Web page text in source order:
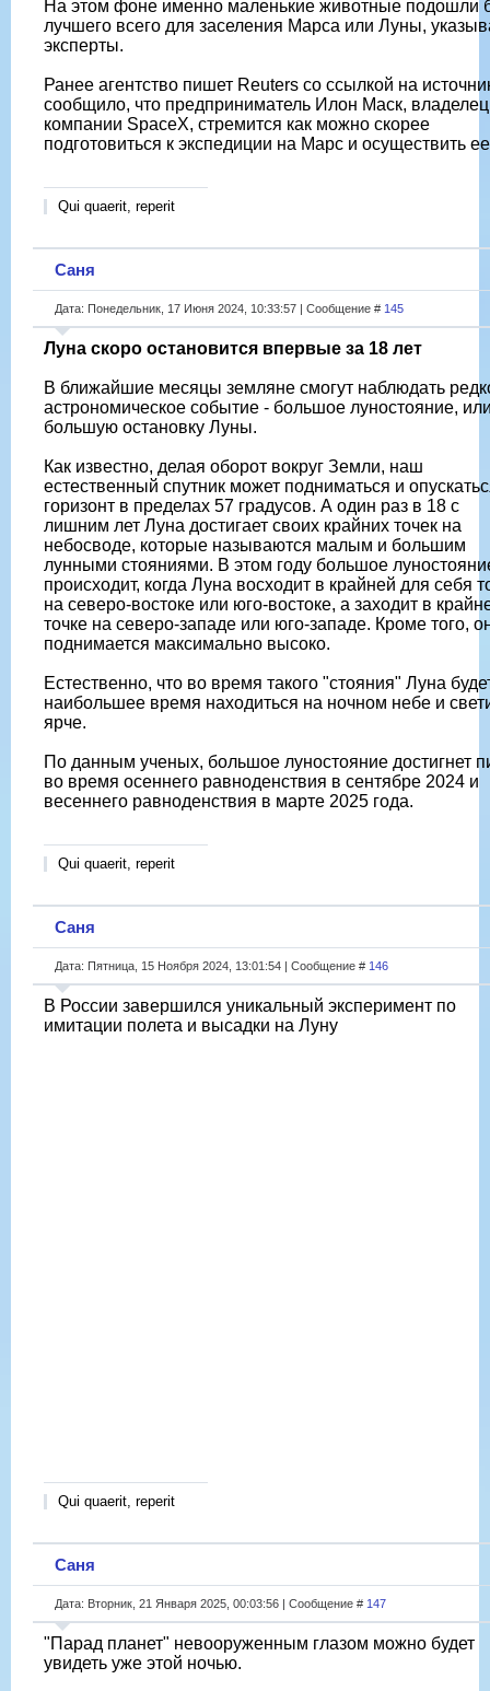
На этом фоне именно маленькие животные подошли
лучшего всего для заселения Марса или Луны,
эксперты.
Ранее агентство пишет Reuters со ссылкой на
сообщило, что предприниматель Илон Маск, владелец
компании SpaceX, стремится как можно скорее
подготовиться к экспедиции на Марс и осуществить
Qui quaerit, reperit
Саня
Дата: Понедельник, 17 Июня 2024, 10:33:57 | Сообщение # 145
Луна скоро остановится впервые за 18 лет
В ближайшие месяцы земляне смогут наблюдать
астрономическое событие - большое луностояние,
большую остановку Луны.
Как известно, делая оборот вокруг Земли, наш
естественный спутник может подниматься и
горизонт в пределах 57 градусов. А один раз в 18 с
лишним лет Луна достигает своих крайних точек на
небосводе, которые называются малым и большим
лунными стояниями. В этом году большое
происходит, когда Луна восходит в крайней для себя
на северо-востоке или юго-востоке, а заходит в
точке на северо-западе или юго-западе. Кроме того,
поднимается максимально высоко.
Естественно, что во время такого "стояния" Луна
наибольшее время находиться на ночном небе и
ярче.
По данным ученых, большое луностояние достигнет
во время осеннего равноденствия в сентябре 2024 и
весеннего равноденствия в марте 2025 года.
Qui quaerit, reperit
Саня
Дата: Пятница, 15 Ноября 2024, 13:01:54 | Сообщение # 146
В России завершился уникальный эксперимент по
имитации полета и высадки на Луну
Qui quaerit, reperit
Саня
Дата: Вторник, 21 Января 2025, 00:03:56 | Сообщение # 147
"Парад планет" невооруженным глазом можно будет
увидеть уже этой ночью.